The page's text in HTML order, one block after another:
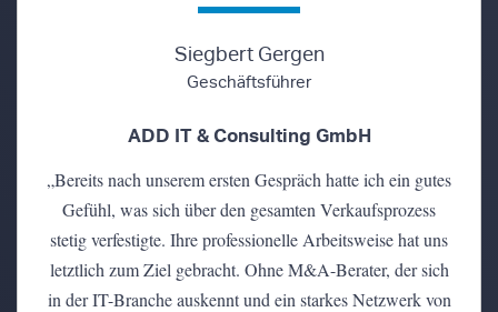
Siegbert Gergen
Geschäftsführer
ADD IT & Consulting GmbH
„Bereits nach unserem ersten Gespräch hatte ich ein gutes
Gefühl, was sich über den gesamten Verkaufsprozess
stetig verfestigte. Ihre professionelle Arbeitsweise hat uns
letztlich zum Ziel gebracht. Ohne M&A-Berater, der sich
in der IT-Branche auskennt und ein starkes Netzwerk von